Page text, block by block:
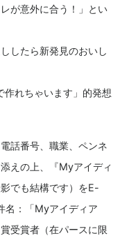
が意外に合う！」とい
したら新発見のおいし
作れちゃいます」的発想
話番号、職業、ペンネ
えの上、『Myアイディ
でも結構です）をE-
名：「Myアイディア
受賞者（在パースに限